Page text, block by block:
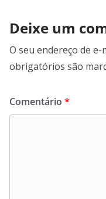
Deixe um
O seu endereço de
obrigatórios são
Comentário *